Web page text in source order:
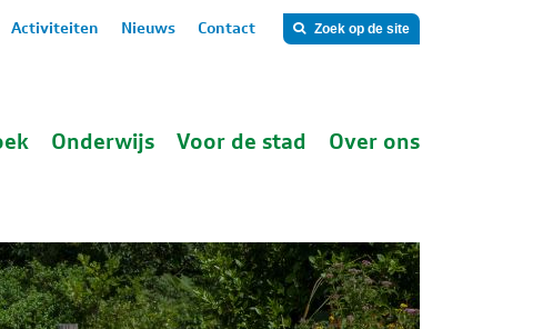
Activiteiten Nieuws Contact
Onderwijs Voor de stad Over ons
Zoek op de site